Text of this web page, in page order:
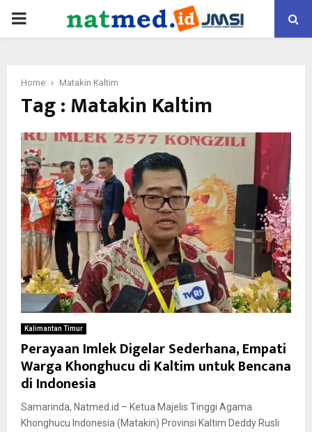
PRIMARY
Home Matakin Kaltim
Tag : Matakin Kaltim
Kalimantan Timur
Perayaan Imlek Digelar Sederhana, Empati
Warga Khonghucu di Kaltim untuk Bencana
di Indonesia
Samarinda, Natmed.id – Ketua Majelis Tinggi Agama
Khonghucu Indonesia (Matakin) Provinsi Kaltim Deddy Rusli